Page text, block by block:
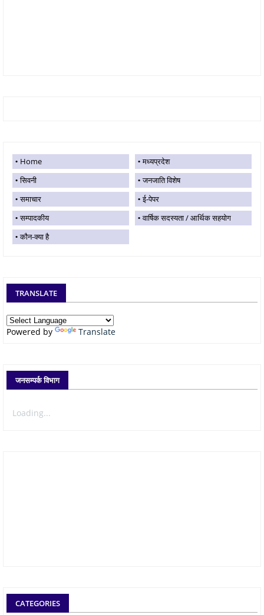
Home
मध्यप्रदेश
सिवनी
जनजाति विशेष
समाचार
ई-पेपर
सम्पादकीय
वार्षिक सदस्यता / आर्थिक सहयोग
कौन-क्या है
TRANSLATE
Powered by Translate
जनसम्पर्क विभाग
Loading...
CATEGORIES